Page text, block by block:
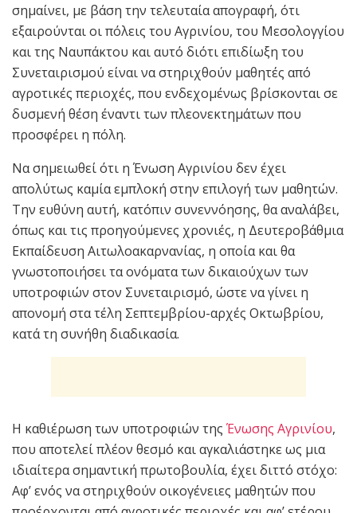
σημαίνει, με βάση την τελευταία απογραφή, ότι
εξαιρούνται οι πόλεις του Αγρινίου, του Μεσολογγίου
και της Ναυπάκτου και αυτό διότι επιδίωξη του
Συνεταιρισμού είναι να στηριχθούν μαθητές από
αγροτικές περιοχές, που ενδεχομένως βρίσκονται σε
δυσμενή θέση έναντι των πλεονεκτημάτων που
προσφέρει η πόλη.
Να σημειωθεί ότι η Ένωση Αγρινίου δεν έχει
απολύτως καμία εμπλοκή στην επιλογή των μαθητών.
Την ευθύνη αυτή, κατόπιν συνεννόησης, θα αναλάβει,
όπως και τις προηγούμενες χρονιές, η Δευτεροβάθμια
Εκπαίδευση Αιτωλοακαρνανίας, η οποία και θα
γνωστοποιήσει τα ονόματα των δικαιούχων των
υποτροφιών στον Συνεταιρισμό, ώστε να γίνει η
απονομή στα τέλη Σεπτεμβρίου-αρχές Οκτωβρίου,
κατά τη συνήθη διαδικασία.
Η καθιέρωση των υποτροφιών της Ένωσης Αγρινίου,
που αποτελεί πλέον θεσμό και αγκαλιάστηκε ως μια
ιδιαίτερα σημαντική πρωτοβουλία, έχει διττό στόχο:
Αφ’ ενός να στηριχθούν οικογένειες μαθητών που